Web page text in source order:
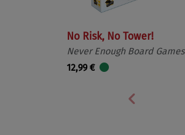
No Risk, No Tower!
Never Enough Board Games
12,99 €
Vorherige